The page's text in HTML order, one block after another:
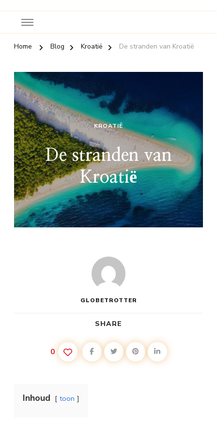
Home Blog Kroatië De stranden van Kroatië
KROATIË
De stranden van
Kroatië
GLOBETROTTER
SHARE
0
Inhoud toon